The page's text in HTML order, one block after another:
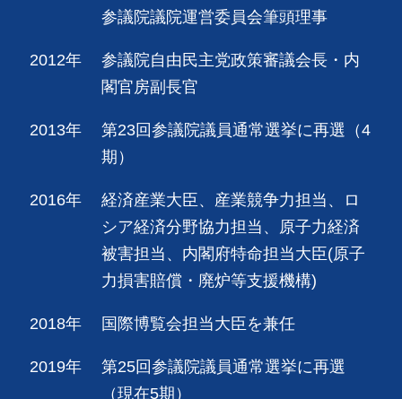
参議院議院運営委員会筆頭理事
2012年
参議院自由民主党政策審議会長・内
閣官房副長官
2013年
第23回参議院議員通常選挙に再選（4
期）
2016年
経済産業大臣、産業競争力担当、ロ
シア経済分野協力担当、原子力経済
被害担当、内閣府特命担当大臣(原子
力損害賠償・廃炉等支援機構)
2018年 国際博覧会担当大臣を兼任
2019年
第25回参議院議員通常選挙に再選
（現在5期）